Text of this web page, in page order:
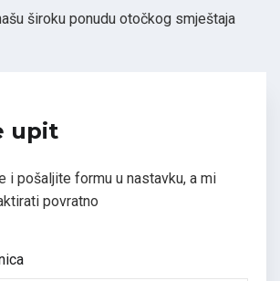
široku ponudu otočkog smještaja
upit
i pošaljite formu u nastavku, a mi
povratno